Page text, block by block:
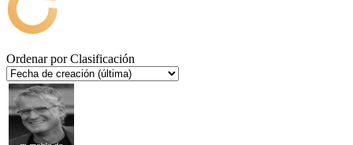
Ordenar por Clasificación